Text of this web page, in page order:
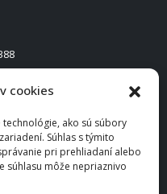
cookies
ako sú súbory
Súhlas s týmito
pri prehliadaní alebo
súhlasu môže nepriaznivo